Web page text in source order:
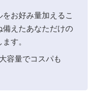
お好み量加えるこ
備えたあなただけの
す。
容量でコスパも